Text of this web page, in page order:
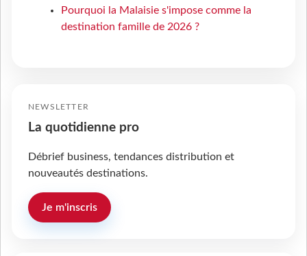
Pourquoi la Malaisie s'impose comme la
destination famille de 2026 ?
NEWSLETTER
La quotidienne pro
Débrief business, tendances distribution et
nouveautés destinations.
Je m'inscris